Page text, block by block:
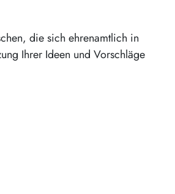
die sich ehrenamtlich in
Ihrer Ideen und Vorschläge